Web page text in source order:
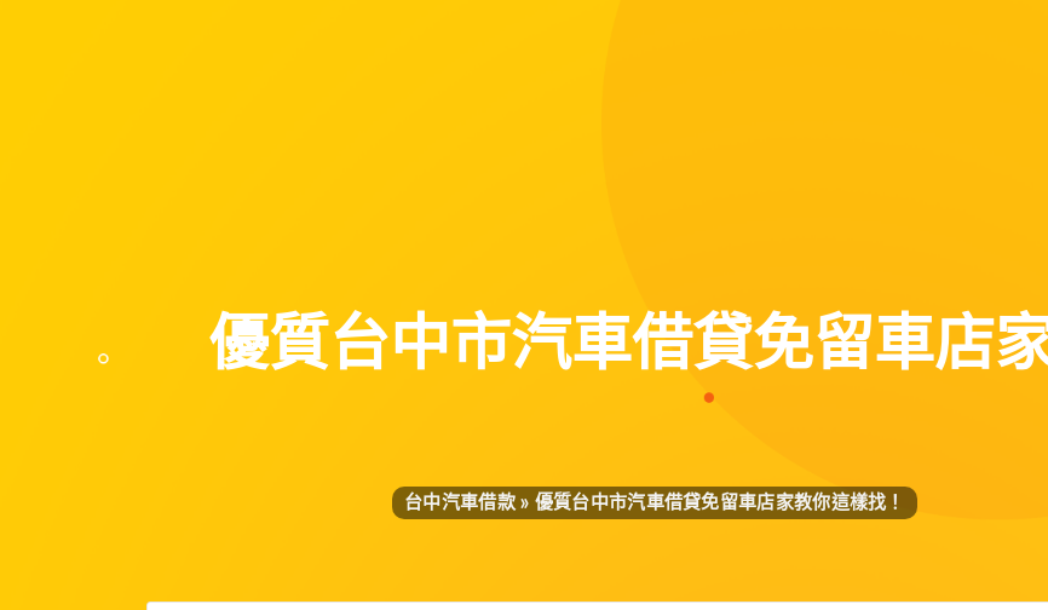
優質台中市汽車借貸免留車店
台中汽車借款 » 優質台中市汽車借貸免留車店家教你這樣找！